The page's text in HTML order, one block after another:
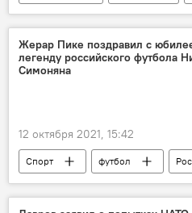
Новости мигрантов из Центральной
Общество
Жерар Пике поздравил с
легенду российского футбола
Симоняна
12 октября 2021, 15:42
Спорт футбол
Знаменитости